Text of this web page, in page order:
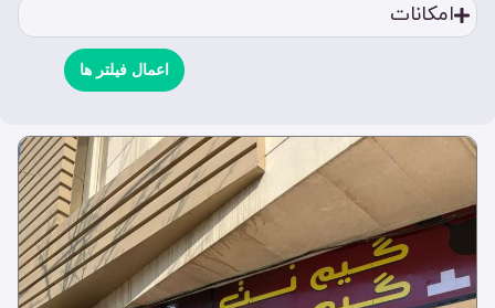
کافه رستوران
کافه کتاب
کافه کلاسیک
کافه های خاص
کافه های لوکس
کافه ون
مکان های تفریحی
امکانات
اعمال فیلتر ها